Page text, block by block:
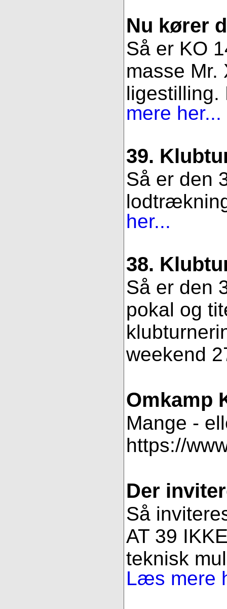
Nu kører
Så er KO
masse Mr.
mere her...
39.
Så er den
her...
38.
Så er den
pokal og
weekend
Omkamp
Mange -
https://
Der
Så
AT 39
teknisk
Læs mere